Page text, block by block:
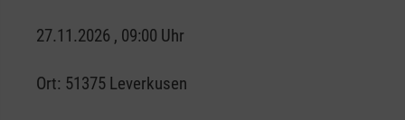
27.11.2026 , 09:00 Uhr
Ort: 51375 Leverkusen